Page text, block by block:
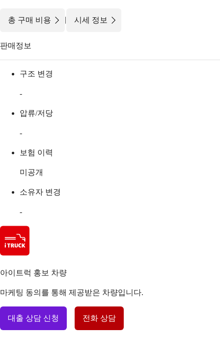
총 구매 비용 | 시세 정보
판매정보
구조 변경
-
압류/저당
-
보험 이력
미공개
소유자 변경
-
아이트럭 홍보 차량
마케팅 동의를 통해 제공받은 차량입니다.
대출 상담 신청 전화 상담